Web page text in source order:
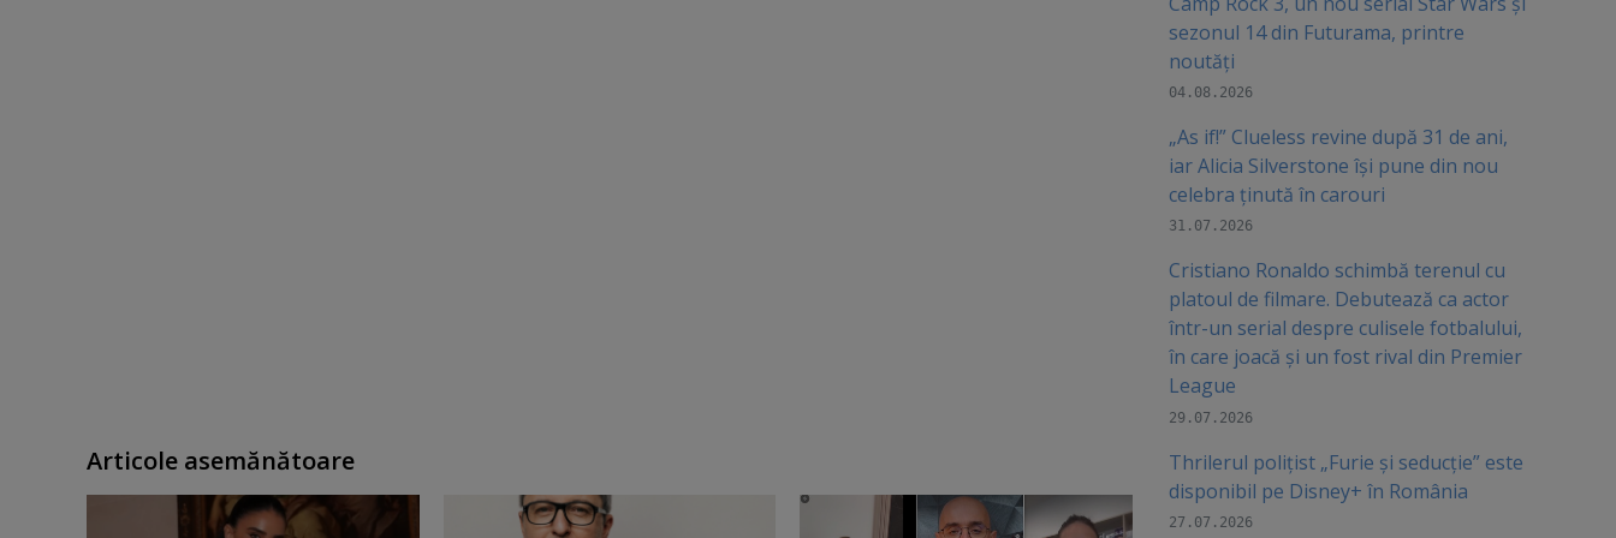
Articole asemănătoare
sezonul 14 din Futurama, printre
noutăți
04.08.2026
„As if!” Clueless revine după 31 de ani,
iar Alicia Silverstone își pune din nou
celebra ținută în carouri
31.07.2026
Cristiano Ronaldo schimbă terenul cu
platoul de filmare. Debutează ca actor
într-un serial despre culisele fotbalului,
în care joacă şi un fost rival din Premier
League
29.07.2026
Thrilerul polițist „Furie și seducție” este
disponibil pe Disney+ în România
27.07.2026